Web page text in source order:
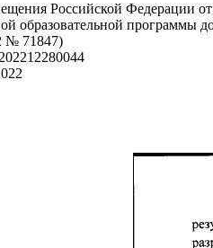
Российской Федерации
образовательной программы
№ 71847)